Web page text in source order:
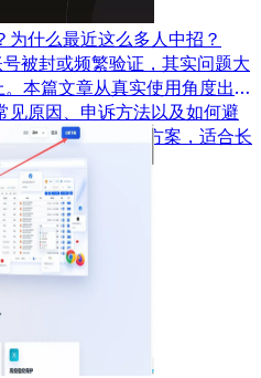
什么最近这么多人中招？
被封或频繁验证，其实问题大
本篇文章从真实使用角度出
原因、申诉方法以及如何避
给出可落地的解决方案，适合长